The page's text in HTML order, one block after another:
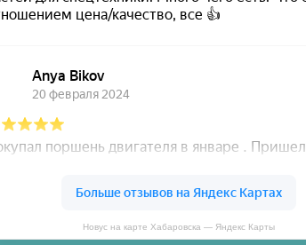
Новус на карте Хабаровска — Яндекс Карты